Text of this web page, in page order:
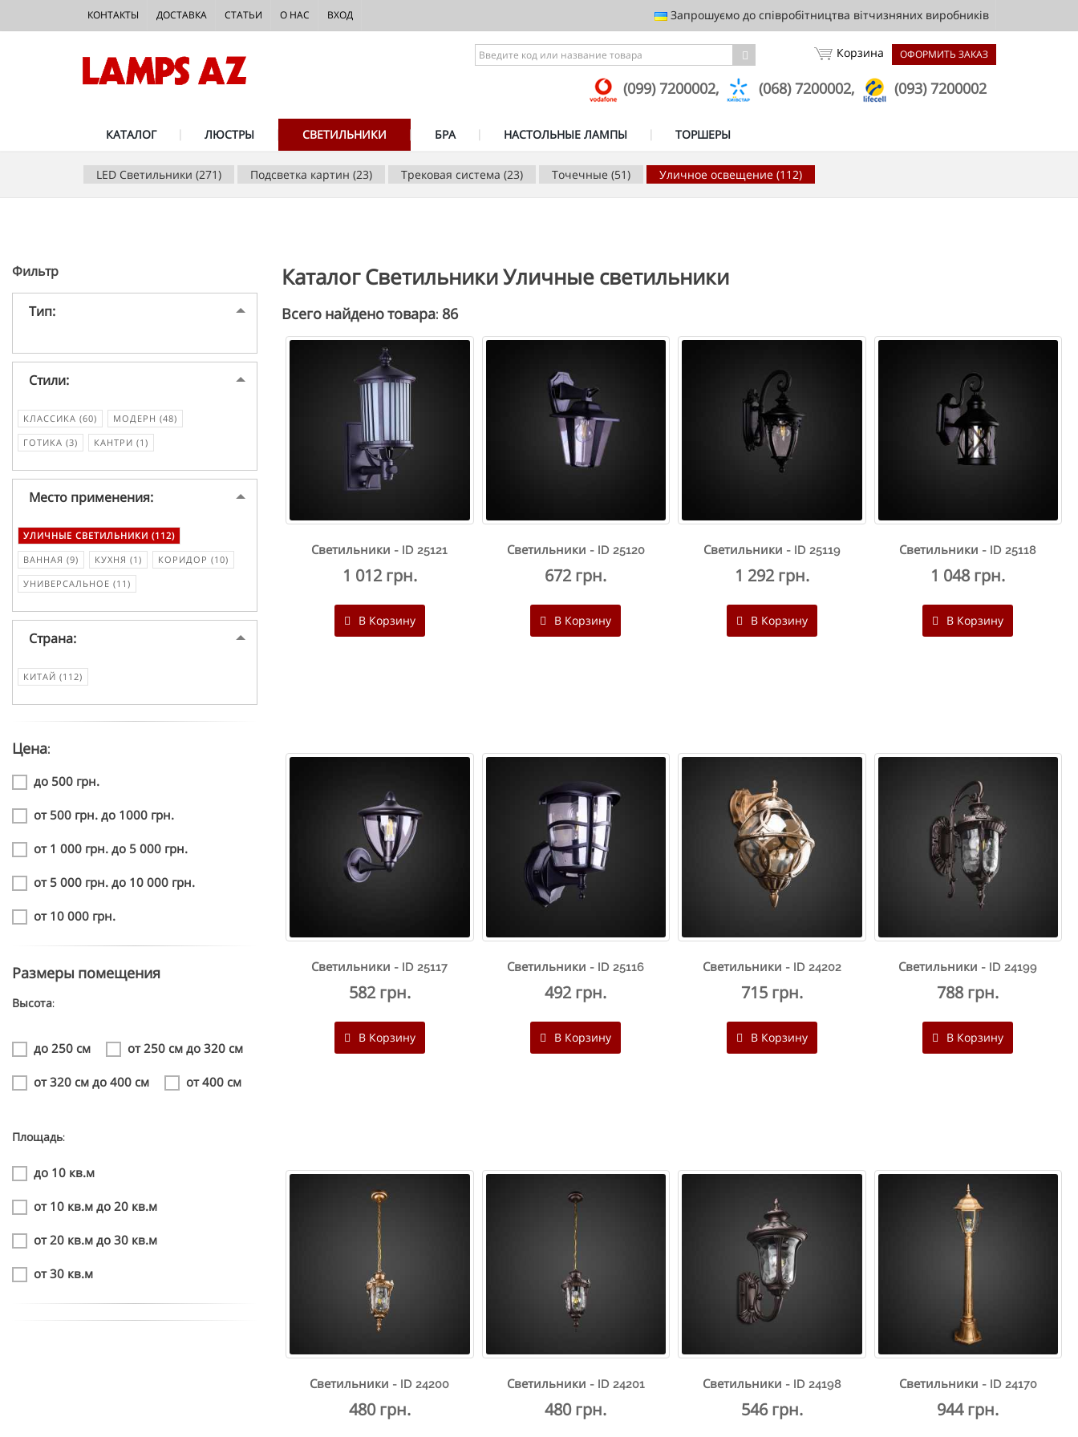
Запрошуємо до співробітництва вітчизняних виробників
КОНТАКТЫ ДОСТАВКА СТАТЬИ О НАС ВХОД
ОФОРМИТЬ ЗАКАЗ
Корзина
(099) 7200002, (068) 7200002, (093) 7200002
КАТАЛОГ ЛЮСТРЫ СВЕТИЛЬНИКИ БРА НАСТОЛЬНЫЕ ЛАМПЫ ТОРШЕРЫ
LED Светильники (271) Подсветка картин (23) Трековая система (23) Точечные (51) Уличное освещение (112)
Каталог Светильники Уличные светильники
Всего найдено товара: 86
Светильники - ID 25121
1 012 грн.
В Корзину
Светильники - ID 25120
672 грн.
В Корзину
Светильники - ID 25119
1 292 грн.
В Корзину
Светильники - ID 25118
1 048 грн.
В Корзину
Светильники - ID 25117
582 грн.
В Корзину
Светильники - ID 25116
492 грн.
В Корзину
Светильники - ID 24202
715 грн.
В Корзину
Светильники - ID 24199
788 грн.
В Корзину
Светильники - ID 24200
480 грн.
Светильники - ID 24201
480 грн.
Светильники - ID 24198
546 грн.
Светильники - ID 24170
944 грн.
Фильтр
Тип:
Стили:
КЛАССИКА (60)
МОДЕРН (48)
ГОТИКА (3)
КАНТРИ (1)
Место применения:
УЛИЧНЫЕ СВЕТИЛЬНИКИ (112)
ВАННАЯ (9)
КУХНЯ (1)
КОРИДОР (10)
УНИВЕРСАЛЬНОЕ (11)
Страна:
КИТАЙ (112)
Цена:
до 500 грн.
от 500 грн. до 1000 грн.
от 1 000 грн. до 5 000 грн.
от 5 000 грн. до 10 000 грн.
от 10 000 грн.
Размеры помещения
Высота:
до 250 см от 250 см до 320 см
от 320 см до 400 см от 400 см
Площадь:
до 10 кв.м
от 10 кв.м до 20 кв.м
от 20 кв.м до 30 кв.м
от 30 кв.м